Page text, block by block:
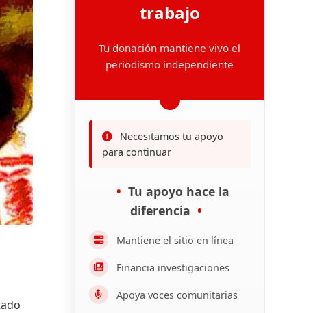
trabajo
Tu donación mantiene vivo el
periodismo independiente
Necesitamos tu apoyo
para continuar
Tu apoyo hace la
diferencia
Mantiene el sitio en línea
Financia investigaciones
Apoya voces comunitarias